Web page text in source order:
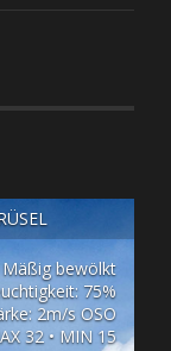
Mäßig bewölkt
75%
2m/s OSO
32 • MIN 15